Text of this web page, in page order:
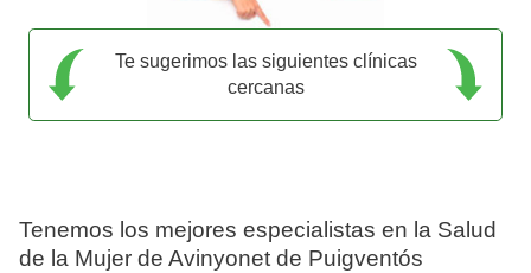
Te sugerimos las siguientes clínicas
cercanas
Tenemos los mejores especialistas en la Salud
de la Mujer de Avinyonet de Puigventós